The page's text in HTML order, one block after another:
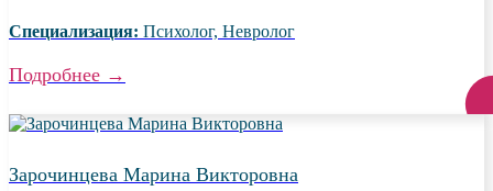
Специализация: Психолог, Невролог
Подробнее →
Зарочинцева Марина Викторовна